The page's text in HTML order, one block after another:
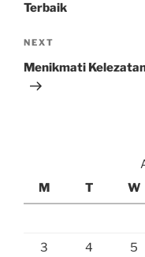
Terbaik
Next
Post
NEXT
Menikmati
M
T W
3 4 5